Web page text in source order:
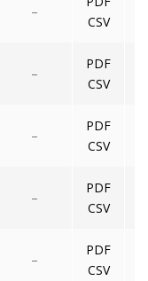
–
CSV
–
PDF
CSV
–
PDF
CSV
–
PDF
CSV
–
PDF
CSV